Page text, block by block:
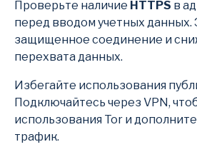
Проверьте наличие HTTPS в
перед вводом учетных
защищенное соединение и
перехвата данных.
Избегайте использования
Подключайтесь через VPN,
использования Tor и
трафик.